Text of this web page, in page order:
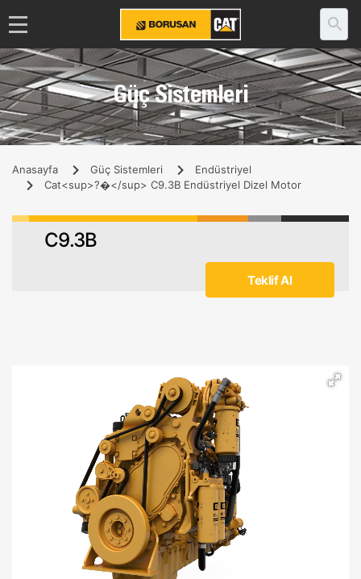
Güç Sistemleri
Anasayfa Güç Sistemleri
Endüstriyel
Cat<sup>?�</sup> C9.3B Endüstriyel Dizel Motor
C9.3B
Teklif Al